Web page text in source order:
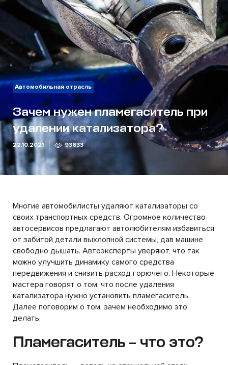
Автомобильная отрасль
Зачем нужен пламегаситель при
удалении катализатора?
22.10.2021 93633
Многие автомобилисты удаляют катализаторы со
своих транспортных средств. Огромное количество
автосервисов предлагают автолюбителям избавиться
от забитой детали выхлопной системы, дав машине
свободно дышать. Автоэксперты уверяют, что так
можно улучшить динамику самого средства
передвижения и снизить расход горючего. Некоторые
мастера говорят о том, что после удаления
катализатора нужно установить пламегаситель.
Далее поговорим о том, зачем необходимо это
делать.
Пламегаситель – что это?